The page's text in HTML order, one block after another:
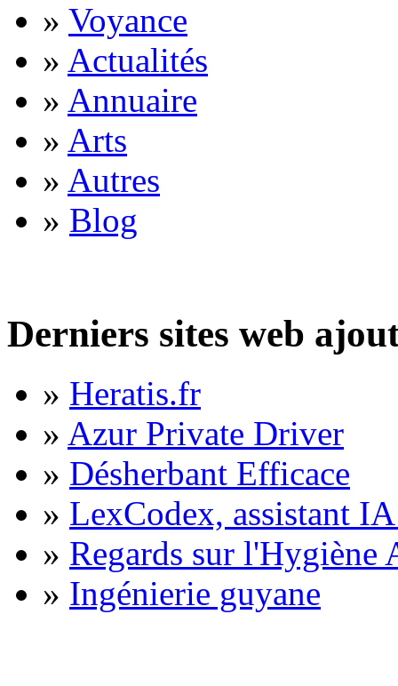
» Voyance
» Actualités
» Annuaire
» Arts
» Autres
» Blog
Derniers sites web
» Heratis.fr
» Azur Private Driver
» Désherbant Efficace
» LexCodex, assistant
» Regards sur l'Hygiène
» Ingénierie guyane